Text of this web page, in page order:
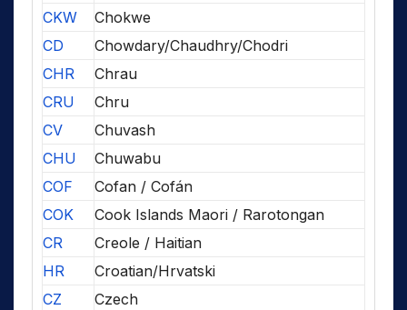
CKW
Chokwe
CD
Chowdary/Chaudhry/Chodri
CHR
Chrau
CRU
Chru
CV
Chuvash
CHU
Chuwabu
COF
Cofan / Cofán
COK
Cook Islands Maori / Rarotongan
CR
Creole / Haitian
HR
Croatian/Hrvatski
CZ
Czech